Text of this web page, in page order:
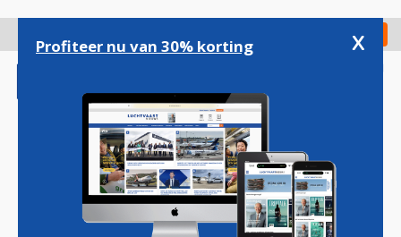
gaan
Check in
Magazine Podcasts Vacatures
Profiteer nu van 30% korting x